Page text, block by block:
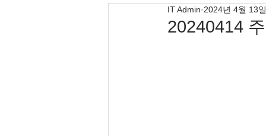
20240414
IT Admin 2024년 4월 13일